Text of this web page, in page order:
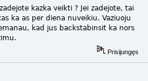
kazka veikti ? Jei zadejote, tai
ka as per diena nuveikiu. Vaziuoju
kad jus backstabinsit ka nors
Prisijungęs